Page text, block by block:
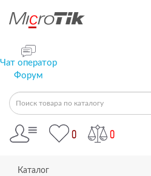
Чат оператор
Форум
0 0
Каталог